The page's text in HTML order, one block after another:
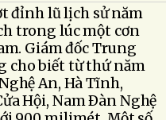
đỉnh lũ lịch sử năm
trong lúc một cơn
Giám đốc Trung
cho biết từ thứ năm
An, Hà Tĩnh,
Hội, Nam Ðàn Nghệ